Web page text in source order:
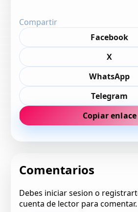
Compartir
Facebook
X
WhatsApp
Telegram
Copiar enlace
Comentarios
Debes iniciar sesion o
cuenta de lector para comentar.